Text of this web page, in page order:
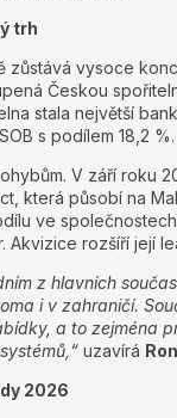
trh
zůstává vysoce
Českou
stala největší
s podílem 18,2 %.
V září roku
která působí na
ve
Akvizice rozšíří její
z hlavních
i v zahraničí.
a to zejména
uzavírá
2026